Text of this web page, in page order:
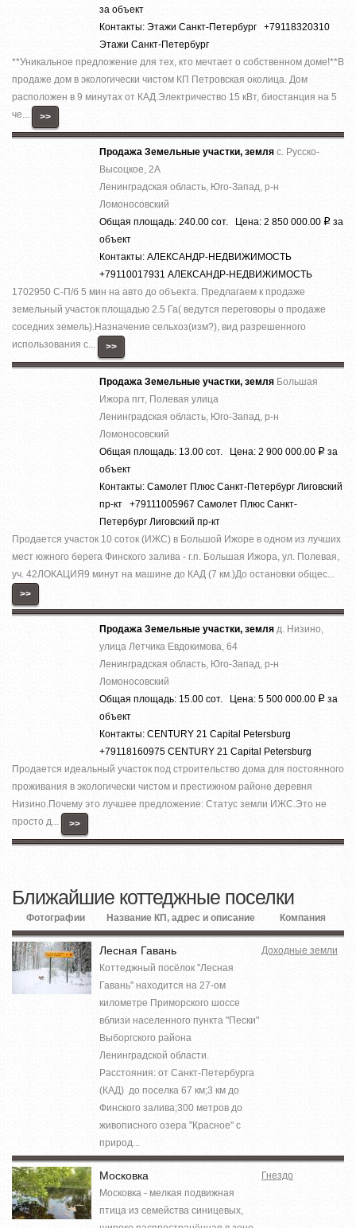
за объект
Контакты: Этажи Санкт-Петербург +79118320310
Этажи Санкт-Петербург
**Уникальное предложение для тех, кто мечтает о собственном доме!**В
продаже дом в экологически чистом КП Петровская околица. Дом
расположен в 9 минутах от КАД.Электричество 15 кВт, биостанция на 5
че...
>>
Продажа Земельные участки, земля с. Русско-
Высоцкое, 2А
Ленинградская область, Юго-Запад, р-н
Ломоносовский
Общая площадь: 240.00 сот. Цена: 2 850 000.00 Р за
объект
Контакты: АЛЕКСАНДР-НЕДВИЖИМОСТЬ
+79110017931 АЛЕКСАНДР-НЕДВИЖИМОСТЬ
1702950 С-П/б 5 мин на авто до объекта. Предлагаем к продаже
земельный участок площадью 2.5 Га( ведутся переговоры о продаже
соседних земель).Назначение сельхоз(изм?), вид разрешенного
использования с...
>>
Продажа Земельные участки, земля Большая
Ижора пгт, Полевая улица
Ленинградская область, Юго-Запад, р-н
Ломоносовский
Общая площадь: 13.00 сот. Цена: 2 900 000.00 Р за
объект
Контакты: Самолет Плюс Санкт-Петербург Лиговский
пр-кт +79111005967 Самолет Плюс Санкт-
Петербург Лиговский пр-кт
Продается участок 10 соток (ИЖС) в Большой Ижоре в одном из лучших
мест южного берега Финского залива - г.п. Большая Ижора, ул. Полевая,
уч. 42ЛОКАЦИЯ9 минут на машине до КАД (7 км.)До остановки общес...
>>
Продажа Земельные участки, земля д. Низино,
улица Летчика Евдокимова, 64
Ленинградская область, Юго-Запад, р-н
Ломоносовский
Общая площадь: 15.00 сот. Цена: 5 500 000.00 Р за
объект
Контакты: CENTURY 21 Capital Petersburg
+79118160975 CENTURY 21 Capital Petersburg
Продается идеальный участок под строительство дома для постоянного
проживания в экологически чистом и престижном районе деревня
Низино.Почему это лучшее предложение: Статус земли ИЖС.Это не
просто д...
>>
Ближайшие коттеджные поселки
Фотографии Название КП, адрес и описание Компания
Лесная Гавань
Коттеджный посёлок "Лесная
Гавань" находится на 27-ом
километре Приморского шоссе
вблизи населенного пункта "Пески"
Выборгского района
Ленинградской области.
Расстояния: от Санкт-Петербурга
(КАД) до поселка 67 км;3 км до
Финского залива;300 метров до
живописного озера "Красное" с
природ...
Доходные земли
Московка
Московка - мелкая подвижная
птица из семейства синицевых,
Гнездо